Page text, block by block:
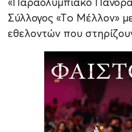
Σύλλογος «Τo Μέλλον»
εθελοντών που